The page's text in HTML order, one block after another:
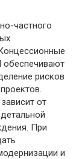
частного
рисков
от
При
и